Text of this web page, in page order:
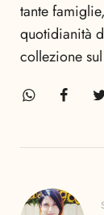
tante
quotidianità
collezione sul